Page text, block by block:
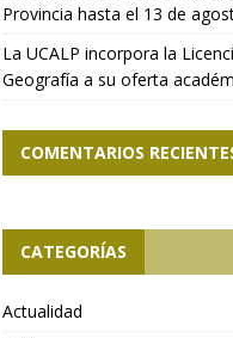
Provincia hasta el 13 de
La UCALP incorpora la
Geografía a su oferta
COMENTARIOS
CATEGORÍAS
Actualidad